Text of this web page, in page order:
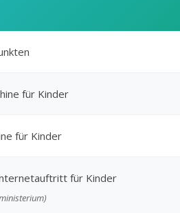
für Kinder
für Kinder
für Kinder